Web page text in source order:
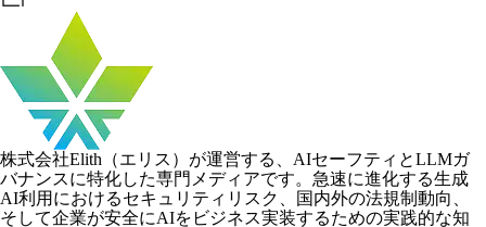
株式会社Elith（エリス）が運営する、AIセーフティとLLMガ
バナンスに特化した専門メディアです。急速に進化する生成
AI利用におけるセキュリティリスク、国内外の法規制動向、
そして企業が安全にAIをビジネス実装するための実践的な知